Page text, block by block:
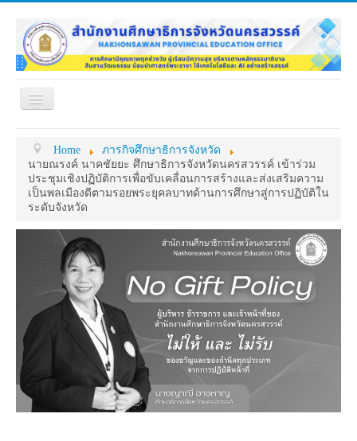
Toggle
หน่วยงานภายใน
MY OFFICE
ดาวน์โหลด
กระดาน ถาม-ตอบ
ข้อมูลการติดต่อ
Home
ภารกิจศึกษาธิการจังหวัด
นายณรงค์ นาคชัยยะ ศึกษาธิการจังหวัดนครสวรรค์ เข้าร่วม
ประชุมเชิงปฏิบัติการเพื่อขับเคลื่อนการสร้างและส่งเสริมความ
เป็นพลเมืองดีตามรอยพระยุคลบาทด้านการศึกษาสู่การปฏิบัติใน
ระดับจังหวัด